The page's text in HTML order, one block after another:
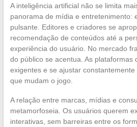
A inteligência artificial não se limita
panorama de mídia e entretenimento:
pulsante. Editores e criadores se
recomendação de conteúdos até a
experiência do usuário. No mercado
do público se acentua. As plataformas
exigentes e se ajustar
que mudam o jogo.
A relação entre marcas, mídias e
metamorfoseia. Os usuários querem
interativas, sem barreiras entre os